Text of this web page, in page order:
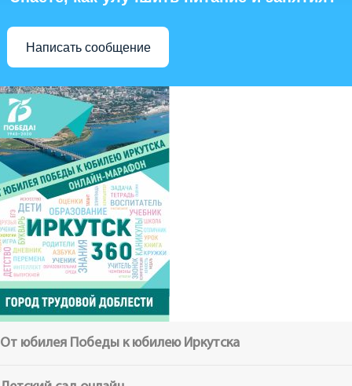
Написать сообщение
От юбилея Победы к юбилею Иркутска